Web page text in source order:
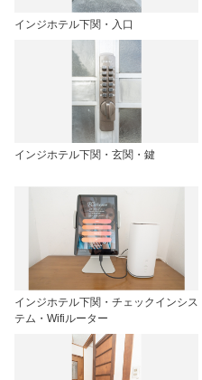
インジホテル下関・入口
インジホテル下関・玄関・鍵
インジホテル下関・チェックインシス
テム・Wifiルーター